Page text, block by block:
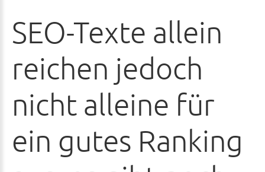
SEO-Texte allein
reichen jedoch
nicht alleine für
ein gutes Ranking